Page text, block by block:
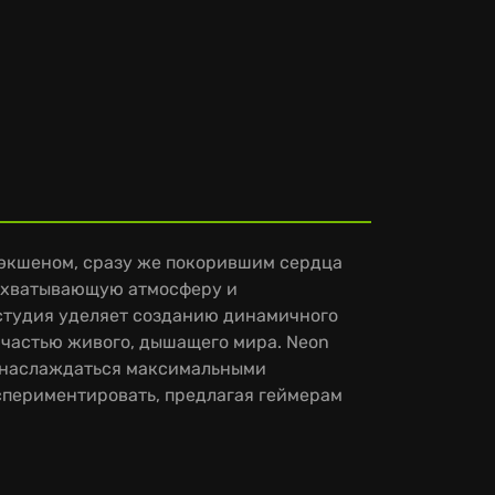
сразу же покорившим сердца
атмосферу и
уделяет созданию динамичного
частью живого, дышащего мира. Neon
максимальными
предлагая геймерам